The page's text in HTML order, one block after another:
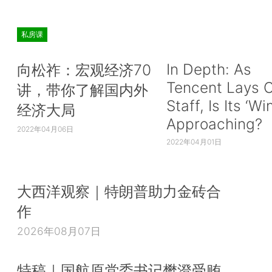
私房课
向松祚：宏观经济70
讲，带你了解国内外
经济大局
2022年04月06日
In Depth: As
Tencent Lays
Staff, Is Its
Approaching?
2022年04月01日
大西洋观察｜特朗普助力金砖合
作
2026年08月07日